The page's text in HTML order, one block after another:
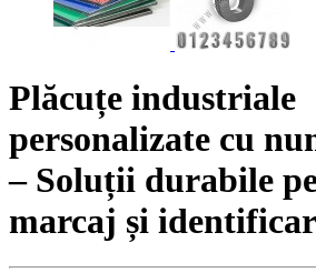
Plăcuțe industriale
personalizate cu
– Soluții durabile
marcaj și